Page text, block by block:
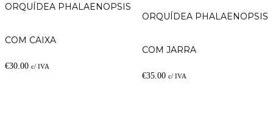
ORQUÍDEA PHALAENOPSIS
COM CAIXA
€30.00 c/ IVA
ORQUÍDEA PHALAENOPSIS
COM JARRA
€35.00 c/ IVA